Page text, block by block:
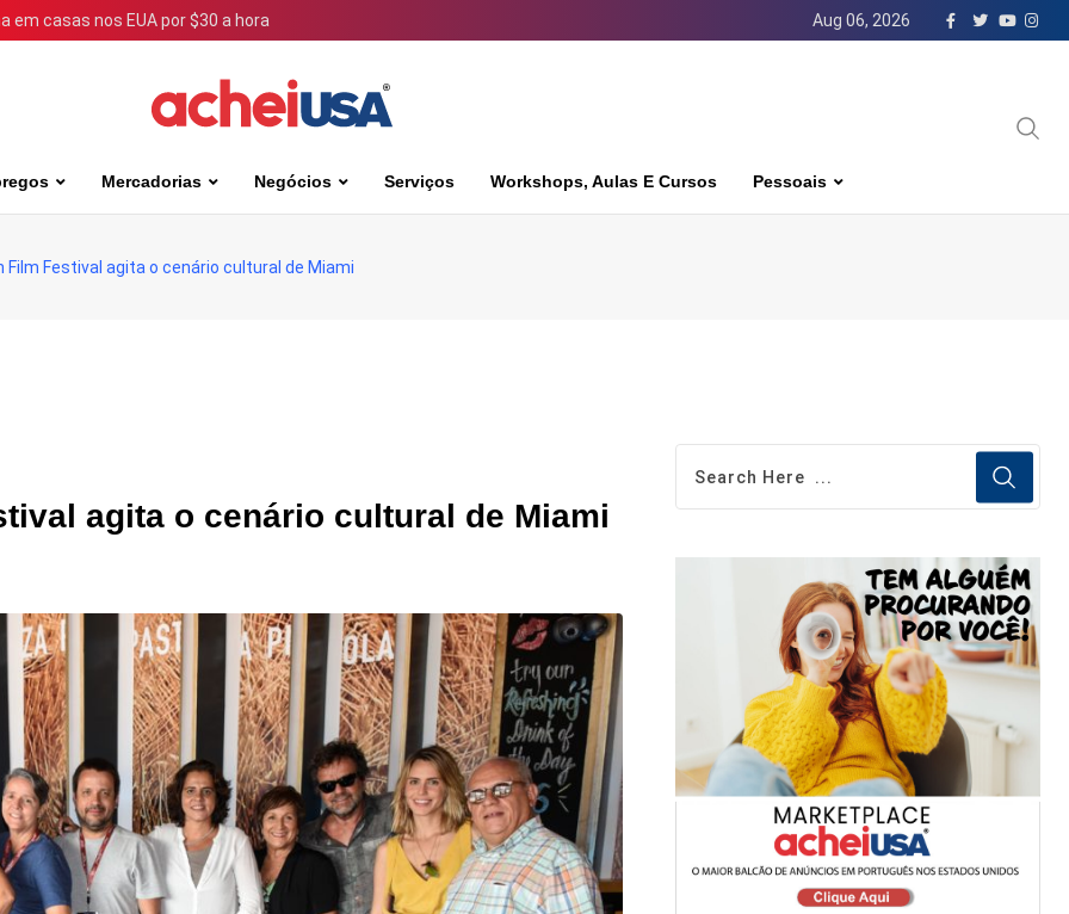
casas nos EUA por $30 a hora Aug 06, 2026
Mercadorias Negócios Serviços Workshops, Aulas E Cursos Pessoais
Film Festival agita o cenário cultural de Miami
agita o cenário cultural de Miami